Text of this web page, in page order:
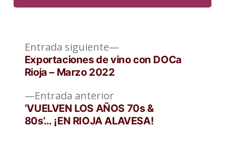
Navegación
de
entradas
Entrada anteriorEntrada
anterior:
‘VUELVEN LOS AÑOS 70s &
80s’… ¡EN RIOJA ALAVESA!
Entrada siguiente
Entrada
siguiente:
Exportaciones de vino con DOCa
Rioja – Marzo 2022